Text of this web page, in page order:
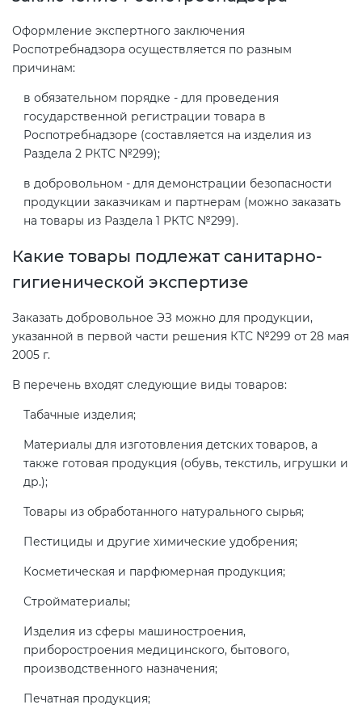
Оформление экспертного заключения
Роспотребнадзора осуществляется по разным
причинам:
в обязательном порядке - для проведения
государственной регистрации товара в
Роспотребнадзоре (составляется на изделия из
Раздела 2 РКТС №299);
в добровольном - для демонстрации безопасности
продукции заказчикам и партнерам (можно заказать
на товары из Раздела 1 РКТС №299).
Какие товары подлежат санитарно-
гигиенической экспертизе
Заказать добровольное ЭЗ можно для продукции,
указанной в первой части решения КТС №299 от 28 мая
2005 г.
В перечень входят следующие виды товаров:
Табачные изделия;
Материалы для изготовления детских товаров, а
также готовая продукция (обувь, текстиль, игрушки и
др.);
Товары из обработанного натурального сырья;
Пестициды и другие химические удобрения;
Косметическая и парфюмерная продукция;
Стройматериалы;
Изделия из сферы машиностроения,
приборостроения медицинского, бытового,
производственного назначения;
Печатная продукция;
Сертификация спортивных
товаров
Сертификация электротехники
Сертификация ресурсов
Остальное
БАДы
Декларация ТР ТС
Декларирование косметики (ТР
Декларирование оборудования
по схеме 5Д (ТР ТС 010)
Декларирование пищевой
Декларирование алкогольной
продукции (ТР ЕАЭС 047)
Декларирование
электромагнитной
совместимости (ТР ТС 020)
Сертификация детских товаров
(ТР ТС 007)
Сертификация товаров легкой
Сертификация промышленного
оборудования (ТР ТС 010)
Сертификация средств